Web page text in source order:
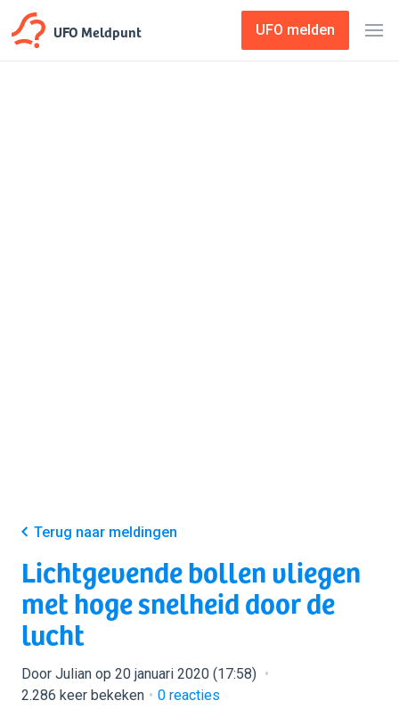
UFO Meldpunt UFO melden
Terug naar meldingen
Lichtgevende bollen vliegen
met hoge snelheid door de
lucht
Door Julian op 20 januari 2020 (17:58)
2.286 keer bekeken
0 reacties